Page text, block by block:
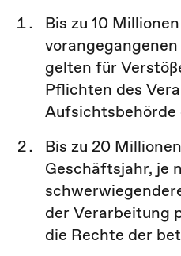
Bis zu 10
gelten für
Pflichten des
Aufsichtsbehörde
Bis zu 20
Geschäftsjahr, je
der Verarbeitung
die Rechte der